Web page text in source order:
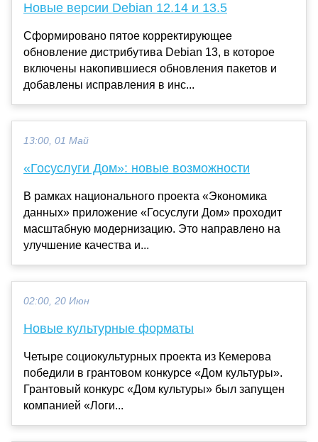
Новые версии Debian 12.14 и 13.5
Сформировано пятое корректирующее
обновление дистрибутива Debian 13, в которое
включены накопившиеся обновления пакетов и
добавлены исправления в инс...
13:00, 01 Май
«Госуслуги Дом»: новые возможности
В рамках национального проекта «Экономика
данных» приложение «Госуслуги Дом» проходит
масштабную модернизацию. Это направлено на
улучшение качества и...
02:00, 20 Июн
Новые культурные форматы
Четыре социокультурных проекта из Кемерова
победили в грантовом конкурсе «Дом культуры».
Грантовый конкурс «Дом культуры» был запущен
компанией «Логи...